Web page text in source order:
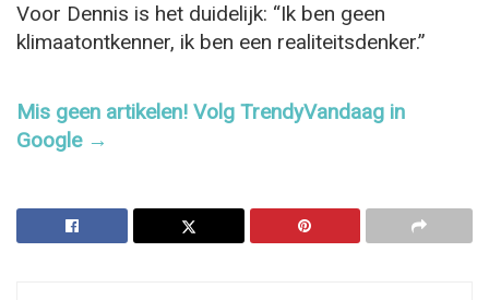
Voor Dennis is het duidelijk: “Ik ben geen
klimaatontkenner, ik ben een realiteitsdenker.”
Mis geen artikelen! Volg TrendyVandaag in
Google →